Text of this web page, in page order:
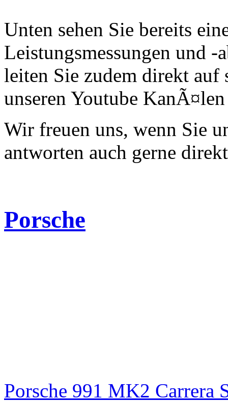
Unten sehen Sie bereits
Leistungsmessungen und -
leiten Sie zudem direkt auf
unseren Youtube
Wir freuen uns, wenn Sie
antworten auch gerne
Porsche
Porsche 991 MK2 Carrera